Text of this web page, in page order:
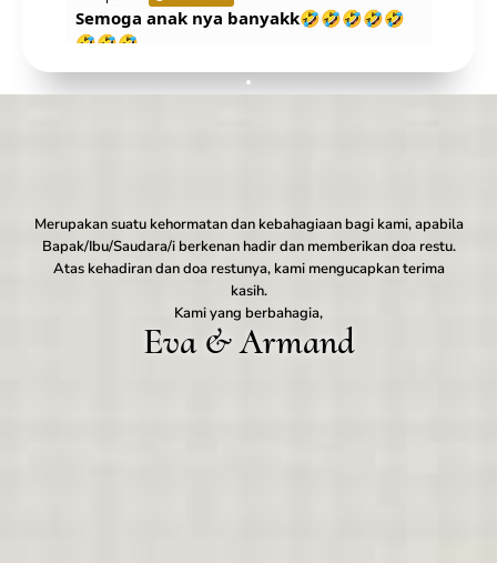
Semoga anak nya banyakk🤣🤣🤣🤣🤣
🤣🤣🤣
Dhea Mutia Tidak Hadir
Selamat mbak eva semoga sakinah
mawadah warahmah aamiin, maaf ga
bisa datang mbak 🙏🏻🙏🏻
Merupakan suatu kehormatan dan kebahagiaan bagi kami, apabila
Bapak/Ibu/Saudara/i berkenan hadir dan memberikan doa restu.
Atas kehadiran dan doa restunya, kami mengucapkan terima
kasih.
Kami yang berbahagia,
Eva & Armand